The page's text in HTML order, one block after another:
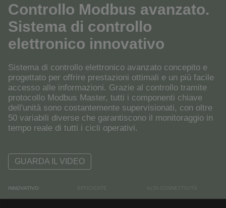
Controllo Modbus avanzato.
Sistema di controllo
elettronico innovativo
Sistema di controllo elettronico avanzato concepito e
progettato per offrire prestazioni ottimali e un più facile
accesso alle informazioni. Grazie al controllo tramite
protocollo Modbus Master, tutti i componenti chiave
dell'unità sono costantemente supervisionati, con oltre
50 variabili diverse che garantiscono il monitoraggio in
tempo reale di tutti i cicli operativi.
GUARDA IL VIDEO
INNOVATIVO EFFICIENTE ALTA CONNETTIVITÀ